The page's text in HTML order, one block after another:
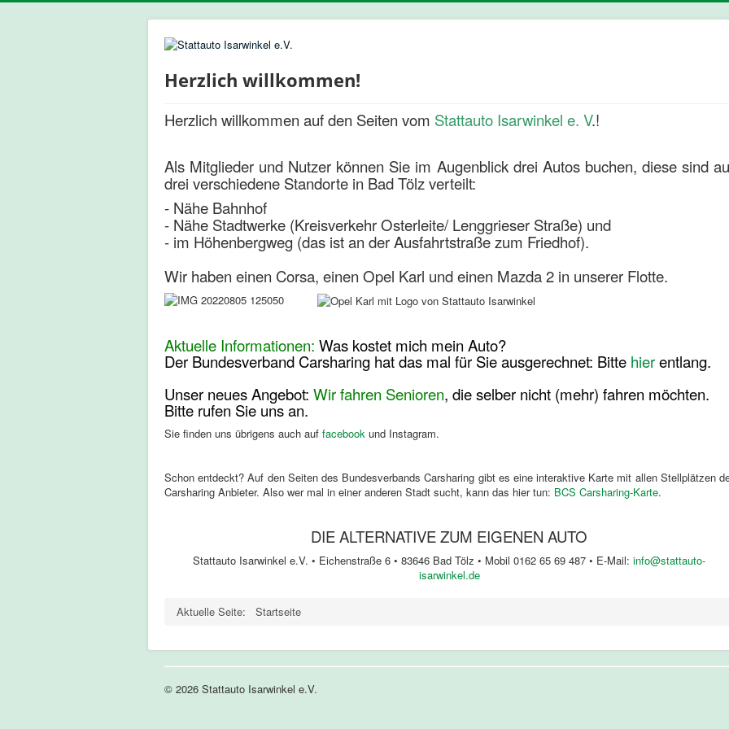
Herzlich willkommen!
Herzlich willkommen auf den Seiten vom Stattauto Isarwinkel e. V.!
Als Mitglieder und Nutzer können Sie im Augenblick drei Autos buchen, diese sind
drei verschiedene Standorte in Bad Tölz verteilt:
- Nähe Bahnhof
- Nähe Stadtwerke (Kreisverkehr Osterleite/ Lenggrieser Straße) und
- im Höhenbergweg (das ist an der Ausfahrtstraße zum Friedhof).
Wir haben einen Corsa, einen Opel Karl und einen Mazda 2 in unserer Flotte.
Aktuelle Informationen: Was kostet mich mein Auto?
Der Bundesverband Carsharing hat das mal für Sie ausgerechnet: Bitte hierentlang.
Unser neues Angebot: Wir fahren Senioren, die selber nicht (mehr) fahren möchten.
Bitte rufen Sie uns an.
Sie finden uns übrigens auch auf facebook und Instagram.
Schon entdeckt? Auf den Seiten des Bundesverbands Carsharing gibt es eine interaktive Karte mit allen Stellplätzen
Carsharing Anbieter. Also wer mal in einer anderen Stadt sucht, kann das hier tun: BCS Carsharing-Karte.
DIE ALTERNATIVE ZUM EIGENEN AUTO
Stattauto Isarwinkel e.V. • Eichenstraße 6 • 83646 Bad Tölz • Mobil 0162 65 69 487 • E-Mail: info@stattauto-
isarwinkel.de
Aktuelle Seite: Startseite
© 2026 Stattauto Isarwinkel e.V.